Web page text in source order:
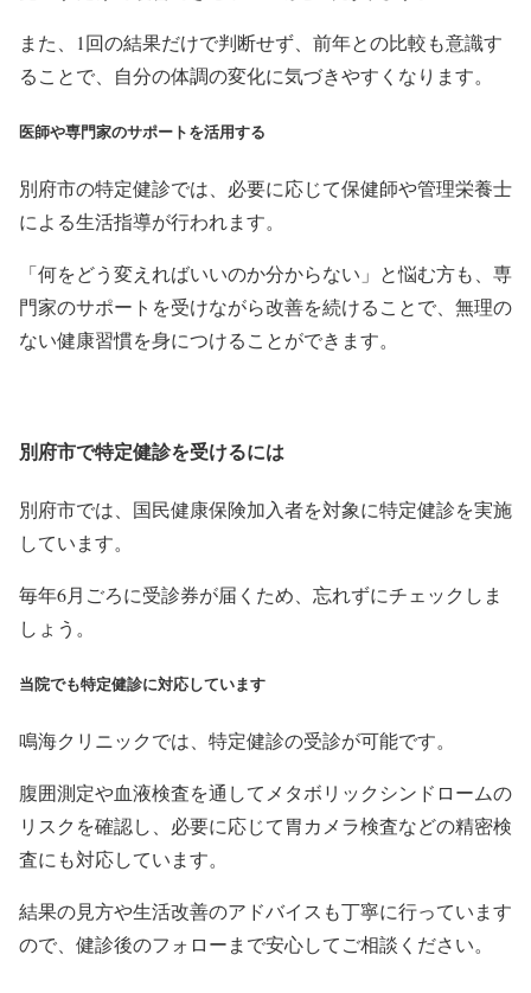
また、1回の結果だけで判断せず、前年との比較も意識す
ることで、自分の体調の変化に気づきやすくなります。
医師や専門家のサポートを活用する
別府市の特定健診では、必要に応じて保健師や管理栄養士
による生活指導が行われます。
「何をどう変えればいいのか分からない」と悩む方も、専
門家のサポートを受けながら改善を続けることで、無理の
ない健康習慣を身につけることができます。
別府市で特定健診を受けるには
別府市では、国民健康保険加入者を対象に特定健診を実施
しています。
毎年6月ごろに受診券が届くため、忘れずにチェックしま
しょう。
当院でも特定健診に対応しています
鳴海クリニックでは、特定健診の受診が可能です。
腹囲測定や血液検査を通してメタボリックシンドロームの
リスクを確認し、必要に応じて胃カメラ検査などの精密検
査にも対応しています。
結果の見方や生活改善のアドバイスも丁寧に行っています
ので、健診後のフォローまで安心してご相談ください。